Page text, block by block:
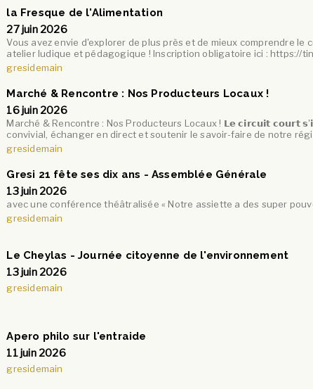
la Fresque de l'Alimentation
27 juin 2026
Vous avez envie d'explorer de plus près et de mieux comprendre le
atelier ludique et pédagogique ! Inscription obligatoire ici : https://
gresidemain
Marché & Rencontre : Nos Producteurs Locaux !
16 juin 2026
Marché & Rencontre : Nos Producteurs Locaux ! 𝗟𝗲 𝗰𝗶𝗿𝗰𝘂𝗶𝘁 𝗰𝗼𝘂𝗿𝘁
convivial, échanger en direct et soutenir le savoir-faire de notre
gresidemain
Gresi 21 fête ses dix ans - Assemblée Générale
13 juin 2026
avec une conférence théâtralisée « Notre assiette a des super
gresidemain
Le Cheylas - Journée citoyenne de l'environnement
13 juin 2026
gresidemain
Apero philo sur l'entraide
11 juin 2026
gresidemain